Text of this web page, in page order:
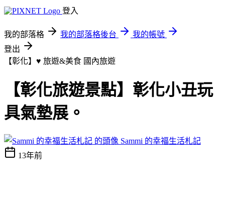
登入
我的部落格 我的部落格後台
我的帳號
登出
【彰化】♥ 旅遊&美食 國內旅遊
【彰化旅遊景點】彰化小丑玩
具氣墊展。
Sammi 的幸福生活札記
13年前